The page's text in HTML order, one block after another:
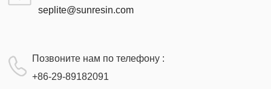
seplite@sunresin.com
Позвоните нам по телефону :
+86-29-89182091